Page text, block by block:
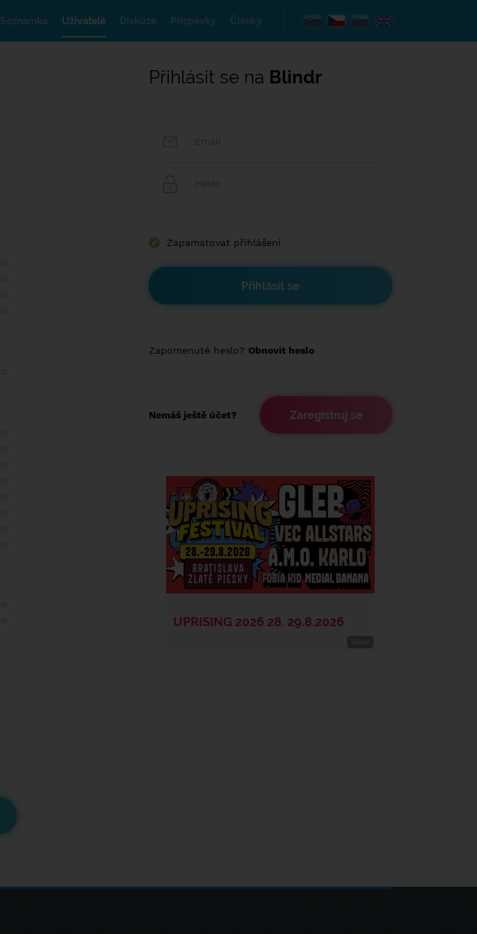
Seznamka Uživatelé Diskuze Příspěvky Články
Přihlásit se na Blindr
Zapamatovat přihlášení
Zapomenuté heslo? Obnovit heslo
Nemáš ještě účet? Zaregistruj se